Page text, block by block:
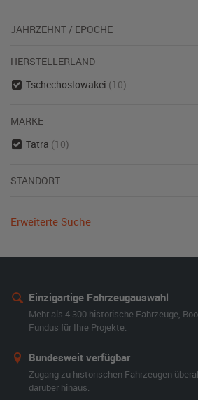
JAHRZEHNT / EPOCHE
HERSTELLERLAND
Tschechoslowakei (10)
MARKE
Tatra (10)
STANDORT
Erweiterte Suche
Einzigartige Fahrzeugauswahl
Mehr als 4.300 historische Fahrzeuge,
Fundus für Ihre Projekte.
Bundesweit verfügbar
Zugang zu historischen Fahrzeugen
darüber hinaus.